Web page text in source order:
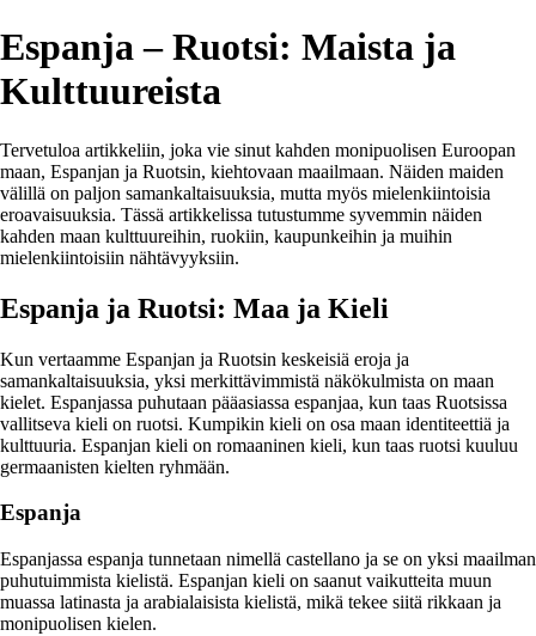
Espanja – Ruotsi: Maista ja
Kulttuureista
Tervetuloa artikkeliin, joka vie sinut kahden monipuolisen Euroopan
maan, Espanjan ja Ruotsin, kiehtovaan maailmaan. Näiden maiden
välillä on paljon samankaltaisuuksia, mutta myös mielenkiintoisia
eroavaisuuksia. Tässä artikkelissa tutustumme syvemmin näiden
kahden maan kulttuureihin, ruokiin, kaupunkeihin ja muihin
mielenkiintoisiin nähtävyyksiin.
Espanja ja Ruotsi: Maa ja Kieli
Kun vertaamme Espanjan ja Ruotsin keskeisiä eroja ja
samankaltaisuuksia, yksi merkittävimmistä näkökulmista on maan
kielet. Espanjassa puhutaan pääasiassa espanjaa, kun taas Ruotsissa
vallitseva kieli on ruotsi. Kumpikin kieli on osa maan identiteettiä ja
kulttuuria. Espanjan kieli on romaaninen kieli, kun taas ruotsi kuuluu
germaanisten kielten ryhmään.
Espanja
Espanjassa espanja tunnetaan nimellä castellano ja se on yksi maailman
puhutuimmista kielistä. Espanjan kieli on saanut vaikutteita muun
muassa latinasta ja arabialaisista kielistä, mikä tekee siitä rikkaan ja
monipuolisen kielen.